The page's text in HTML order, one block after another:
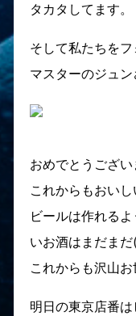
タカタしてます。
そして私たちを
マスターのジュ
おめでとうござ
これからもおい
ビールは作れる
いお酒はまだま
これからも沢山
明日の東京店番